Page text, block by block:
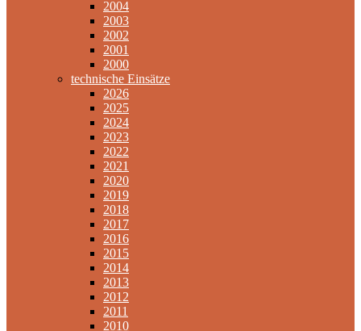
2004
2003
2002
2001
2000
technische Einsätze
2026
2025
2024
2023
2022
2021
2020
2019
2018
2017
2016
2015
2014
2013
2012
2011
2010